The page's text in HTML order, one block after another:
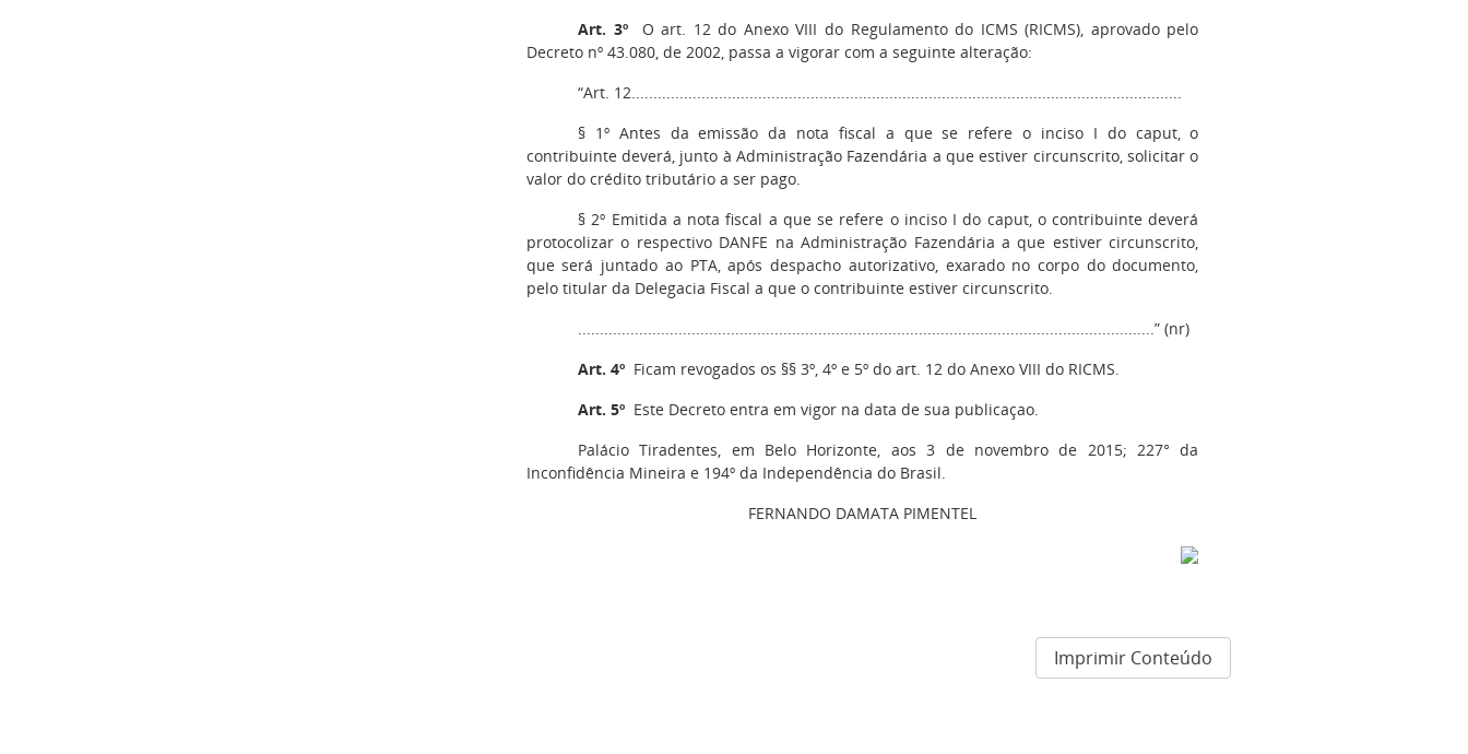
Art. 3ºO art. 12 do Anexo VIII do Regulamento do ICMS (RICMS), aprovado pelo
Decreto nº 43.080, de 2002, passa a vigorar com a seguinte alteração:
“Art. 12..............................................................................................................................
§ 1º Antes da emissão da nota fiscal a que se refere o inciso I do caput, o
contribuinte deverá, junto à Administração Fazendária a que estiver circunscrito, solicitar o
valor do crédito tributário a ser pago.
§ 2º Emitida a nota fiscal a que se refere o inciso I do caput, o contribuinte deverá
protocolizar o respectivo DANFE na Administração Fazendária a que estiver circunscrito,
que será juntado ao PTA, após despacho autorizativo, exarado no corpo do documento,
pelo titular da Delegacia Fiscal a que o contribuinte estiver circunscrito.
....................................................................................................................................” (nr)
Art. 4º Ficam revogados os §§ 3º, 4º e 5º do art. 12 do Anexo VIII do RICMS.
Art. 5º Este Decreto entra em vigor na data de sua publicaçao.
Palácio Tiradentes, em Belo Horizonte, aos 3 de novembro de 2015; 227° da
Inconfidência Mineira e 194º da Independência do Brasil.
FERNANDO DAMATA PIMENTEL
Imprimir Conteúdo